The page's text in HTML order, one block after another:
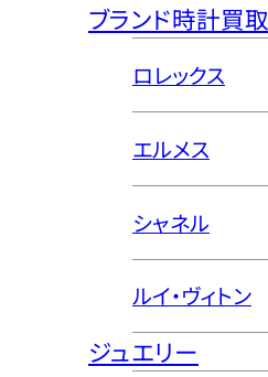
ブランド時計買取
ロレックス
エルメス
シャネル
ルイ・ヴィトン
ジュエリー